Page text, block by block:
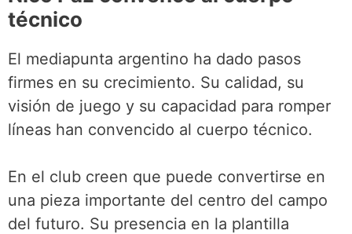
técnico
El mediapunta argentino ha dado pasos
firmes en su crecimiento. Su calidad, su
visión de juego y su capacidad para romper
líneas han convencido al cuerpo técnico.
En el club creen que puede convertirse en
una pieza importante del centro del campo
del futuro. Su presencia en la plantilla